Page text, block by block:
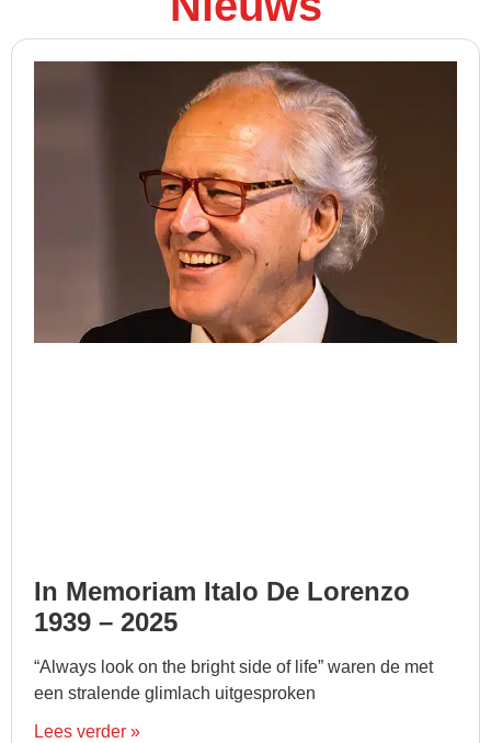
In Memoriam Italo De Lorenzo
1939 – 2025
“Always look on the bright side of life” waren de met
een stralende glimlach uitgesproken
Lees verder »